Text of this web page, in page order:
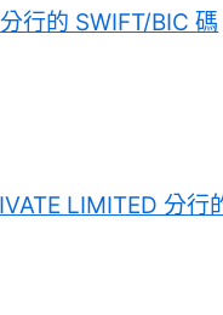
行的 SWIFT/BIC 碼
LIMITED 分行